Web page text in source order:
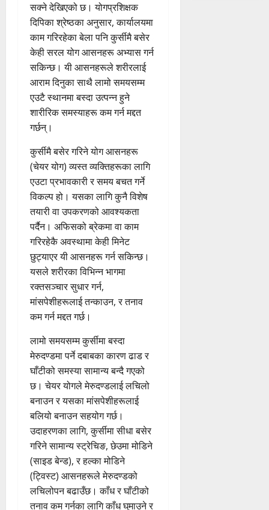
सक्ने देखिएको छ। योगप्रशिक्षक
दिपिका श्रेष्ठका अनुसार, कार्यालयमा
काम गरिरहेका बेला पनि कुर्सीमै बसेर
केही सरल योग आसनहरू अभ्यास गर्न
सकिन्छ। यी आसनहरूले शरीरलाई
आराम दिनुका साथै लामो समयसम्म
एउटै स्थानमा बस्दा उत्पन्न हुने
शारीरिक समस्याहरू कम गर्न मद्दत
गर्छन्।
कुर्सीमै बसेर गरिने योग आसनहरू
(चेयर योग) व्यस्त व्यक्तिहरूका लागि
एउटा प्रभावकारी र समय बचत गर्ने
विकल्प हो। यसका लागि कुनै विशेष
तयारी वा उपकरणको आवश्यकता
पर्दैन। अफिसको ब्रेकमा वा काम
गरिरहेकै अवस्थामा केही मिनेट
छुट्याएर यी आसनहरू गर्न सकिन्छ।
यसले शरीरका विभिन्न भागमा
रक्तसञ्चार सुधार गर्न,
मांसपेशीहरूलाई तन्काउन, र तनाव
कम गर्न मद्दत गर्छ।
लामो समयसम्म कुर्सीमा बस्दा
मेरुदण्डमा पर्ने दबाबका कारण ढाड र
घाँटीको समस्या सामान्य बन्दै गएको
छ। चेयर योगले मेरुदण्डलाई लचिलो
बनाउन र यसका मांसपेशीहरूलाई
बलियो बनाउन सहयोग गर्छ।
उदाहरणका लागि, कुर्सीमा सीधा बसेर
गरिने सामान्य स्ट्रेचिङ, छेउमा मोडिने
(साइड बेन्ड), र हल्का मोडिने
(ट्विस्ट) आसनहरूले मेरुदण्डको
लचिलोपन बढाउँछ। काँध र घाँटीको
तनाव कम गर्नका लागि काँध घुमाउने र